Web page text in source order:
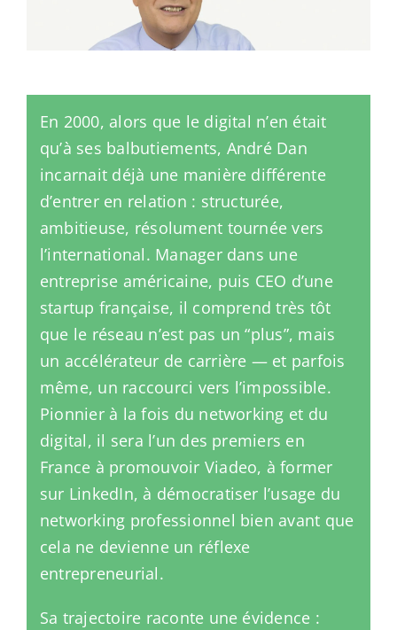
En 2000, alors que le digital n’en était
qu’à ses balbutiements, André Dan
incarnait déjà une manière différente
d’entrer en relation : structurée,
ambitieuse, résolument tournée vers
l’international. Manager dans une
entreprise américaine, puis CEO d’une
startup française, il comprend très tôt
que le réseau n’est pas un “plus”, mais
un accélérateur de carrière — et parfois
même, un raccourci vers l’impossible.
Pionnier à la fois du networking et du
digital, il sera l’un des premiers en
France à promouvoir Viadeo, à former
sur LinkedIn, à démocratiser l’usage du
networking professionnel bien avant que
cela ne devienne un réflexe
entrepreneurial.
Sa trajectoire raconte une évidence :